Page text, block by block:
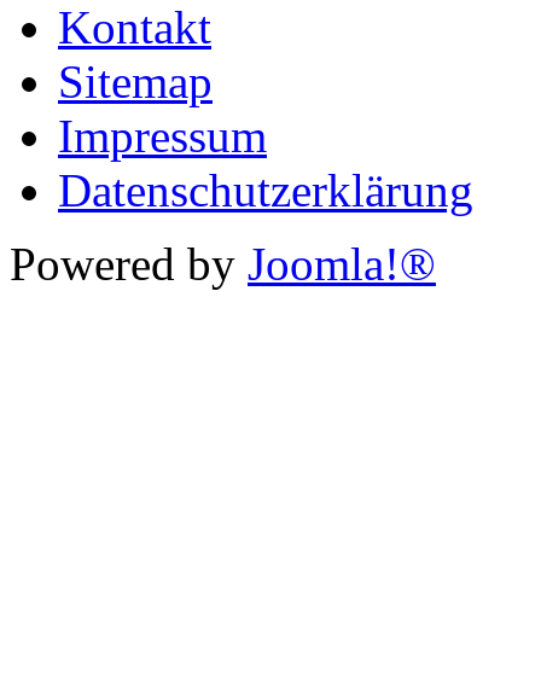
Kontakt
Sitemap
Impressum
Datenschutzerklärung
Powered by Joomla!®